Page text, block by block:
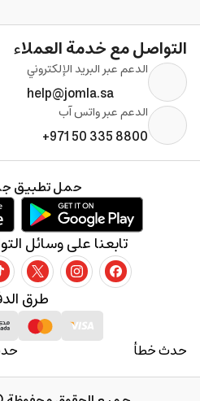
التواصل مع خدمة العملاء
الدعم عبر البريد الإلكتروني
help@jomla.sa
الدعم عبر واتس آب
+971 50 335 8800
حدث خطأ
طرق
تابعنا على وسائل
حمل تطبيق